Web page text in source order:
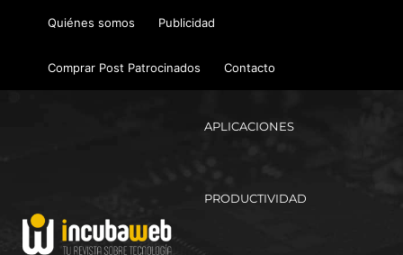
Quiénes somos Publicidad
Comprar Post Patrocinados Contacto
APLICACIONES
PRODUCTIVIDAD